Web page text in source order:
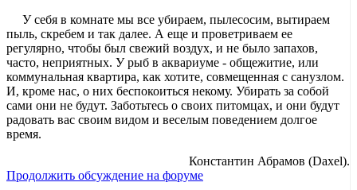
У себя в комнате мы все убираем, пылесосим, вытираем
пыль, скребем и так далее. А еще и проветриваем ее
регулярно, чтобы был свежий воздух, и не было запахов,
часто, неприятных. У рыб в аквариуме - общежитие, или
коммунальная квартира, как хотите, совмещенная с санузлом.
И, кроме нас, о них беспокоиться некому. Убирать за собой
сами они не будут. Заботьтесь о своих питомцах, и они будут
радовать вас своим видом и веселым поведением долгое
время.
Константин Абрамов (Daxel).
Продолжить обсуждение на форуме